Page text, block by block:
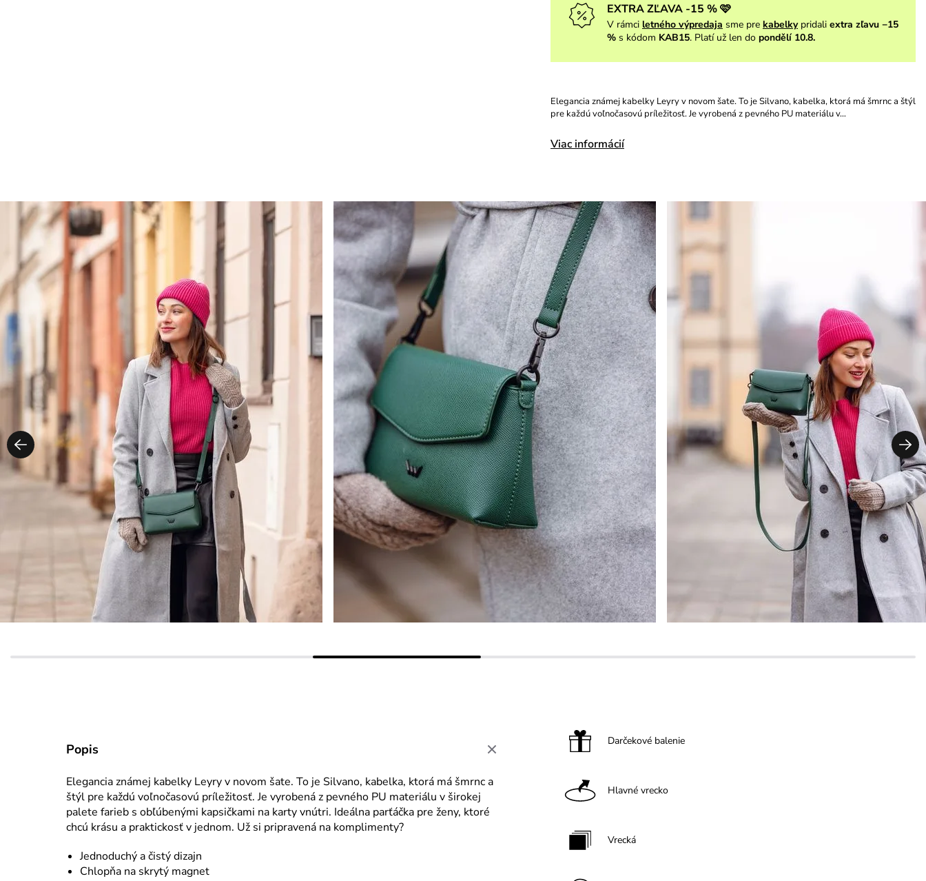
EXTRA ZĽAVA -15 % 🩷
V rámci letného výpredaja sme pre kabelky pridali extra zľavu −15
%s kódom KAB15. Platí už len do pondělí 10.8.
Elegancia známej kabelky Leyry v novom šate. To je Silvano, kabelka, ktorá má šmrnc a štýl
pre každú voľnočasovú príležitosť. Je vyrobená z pevného PU materiálu v…
Viac informácií
Popis
Elegancia známej kabelky Leyry v novom šate. To je Silvano, kabelka, ktorá má šmrnc a
štýl pre každú voľnočasovú príležitosť. Je vyrobená z pevného PU materiálu v širokej
palete farieb s obľúbenými kapsičkami na karty vnútri. Ideálna parťáčka pre ženy, ktoré
chcú krásu a praktickosť v jednom. Už si pripravená na komplimenty?
Jednoduchý a čistý dizajn
Chlopňa na skrytý magnet
Darčekové balenie
Hlavné vrecko
Vrecká